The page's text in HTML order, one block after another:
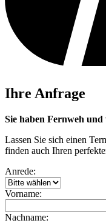
Ihre Anfrage
Sie haben Fernweh
Lassen Sie sich einen
finden auch Ihren
Anrede:
Vorname:
Nachname: